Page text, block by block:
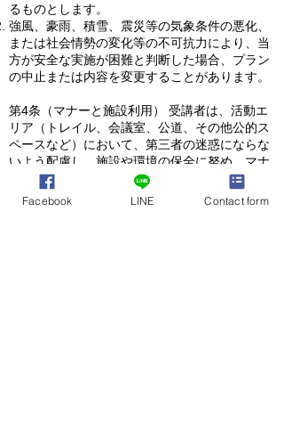
るものとします。
強風、豪雨、積雪、震災等の気象条件の悪化、
または社会情勢の変化等の不可抗力により、当
方が安全な実施が困難と判断した場合、プラン
の中止または内容を変更することがあります。
第4条（マナーと施設利用） 受講者は、活動エ
リア（トレイル、会議室、公道、その他公的ス
ペースなど）において、第三者の迷惑にならな
いよう配慮し、施設や環境の保全に努め、マナ
ーを守って活動するものとします。
Facebook LINE Contact form